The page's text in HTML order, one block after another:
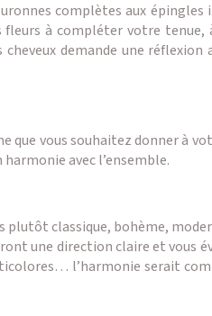
complètes aux épingles
fleurs à compléter votre
demande une réflexion
vous souhaitez donner à
avec l’ensemble.
plutôt classique, bohème,
une direction claire et vous
l’harmonie serait